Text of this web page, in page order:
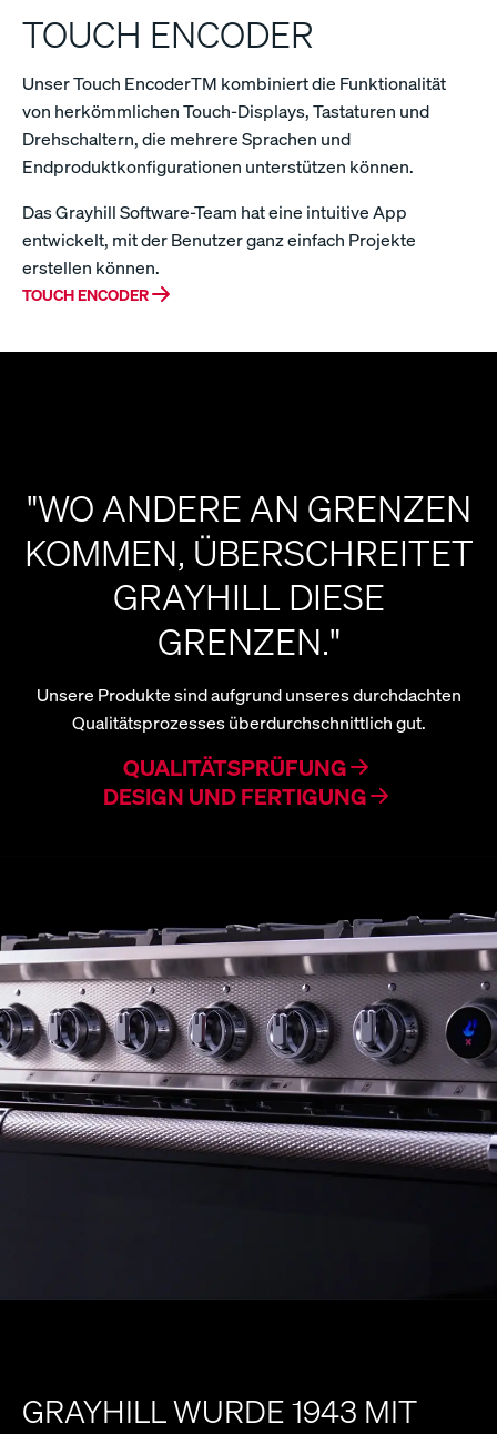
TOUCH ENCODER
Unser Touch EncoderTM kombiniert die Funktionalität
von herkömmlichen Touch-Displays, Tastaturen und
Drehschaltern, die mehrere Sprachen und
Endproduktkonfigurationen unterstützen können.
Das Grayhill Software-Team hat eine intuitive App
entwickelt, mit der Benutzer ganz einfach Projekte
erstellen können.
TOUCH ENCODER
"WO ANDERE AN GRENZEN
KOMMEN, ÜBERSCHREITET
GRAYHILL DIESE
GRENZEN."
Unsere Produkte sind aufgrund unseres durchdachten
Qualitätsprozesses überdurchschnittlich gut.
QUALITÄTSPRÜFUNG
DESIGN UND FERTIGUNG
GRAYHILL WURDE 1943 MIT